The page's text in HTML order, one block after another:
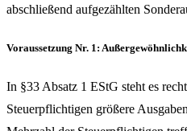
abschließend aufgezählten
Voraussetzung Nr. 1:
In §33 Absatz 1 EStG steht es
Steuerpflichtigen größere